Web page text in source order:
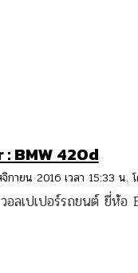
BMW 420d
กายน 2016 เวลา 15:33 น.
อลเปเปอร์รถยนต์ ยี่ห้